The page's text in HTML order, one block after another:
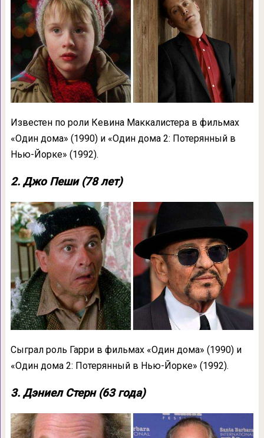
Известен по роли Кевина Маккалистера в фильмах
«Один дома» (1990) и «Один дома 2: Потерянный в
Нью-Йорке» (1992).
2. Джо Пеши (78 лет)
Сыграл роль Гарри в фильмах «Один дома» (1990) и
«Один дома 2: Потерянный в Нью-Йорке» (1992).
3. Дэниел Стерн (63 года)